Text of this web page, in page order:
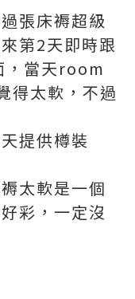
張床褥超級
第2天即時跟
，當天room
得太軟，不過
提供樽裝
太軟是一個
彩，一定沒